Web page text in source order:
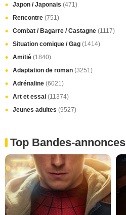
Japon / Japonais (471)
Rencontre (751)
Combat / Bagarre / Castagne (1117)
Situation comique / Gag (1414)
Amitié (1840)
Adaptation de roman (3251)
Adrénaline (6021)
Art et essai (11374)
Jeunes adultes (9527)
Top Bandes-annonces